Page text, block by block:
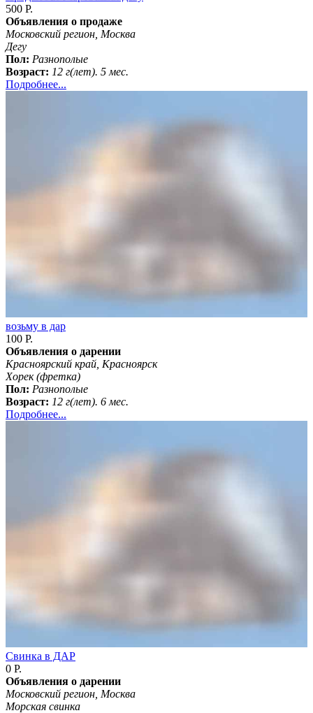
500 Р.
Объявления о продаже
Московский регион, Москва
Дегу
Пол: Разнополые
Возраст: 12 г(лет). 5 мес.
Подробнее...
возьму в дар
100 Р.
Объявления о дарении
Красноярский край, Красноярск
Хорек (фретка)
Пол: Разнополые
Возраст: 12 г(лет). 6 мес.
Подробнее...
Свинка в ДАР
0 Р.
Объявления о дарении
Московский регион, Москва
Морская свинка